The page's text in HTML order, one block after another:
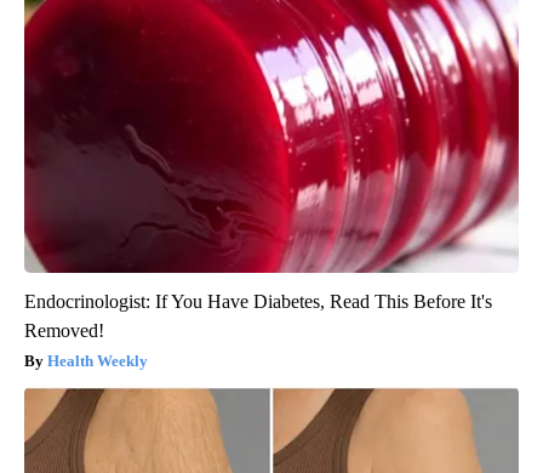
Endocrinologist: If You Have Diabetes, Read This Before It's
Removed!
Health Weekly